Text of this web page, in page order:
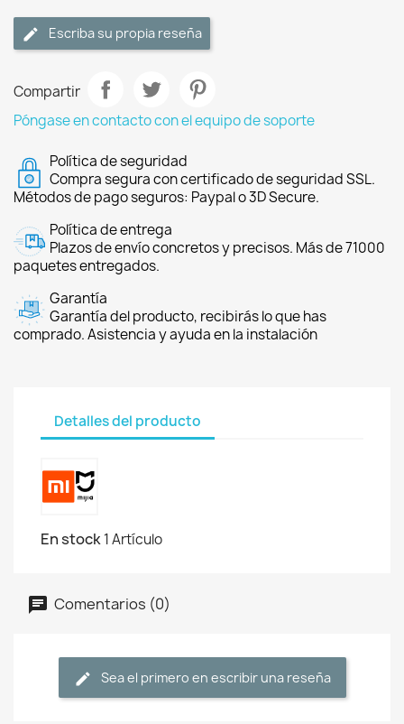
Escriba su propia reseña
Compartir
Póngase en contacto con el equipo de soporte
Política de seguridad
Compra segura con certificado de seguridad SSL.
Métodos de pago seguros: Paypal o 3D Secure.
Política de entrega
Plazos de envío concretos y precisos. Más de 71000
paquetes entregados.
Garantía
Garantía del producto, recibirás lo que has
comprado. Asistencia y ayuda en la instalación
Detalles del producto
En stock1 Artículo
Comentarios (0)
Sea el primero en escribir una reseña